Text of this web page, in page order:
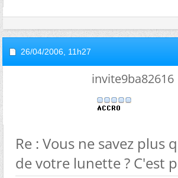
26/04/2006, 11h27
invite9ba82616
Re : Vous ne savez plus
de votre lunette ? C'est